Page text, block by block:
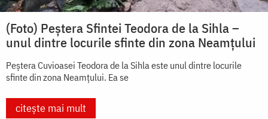
(Foto) Peștera Sfintei Teodora de la Sihla –
unul dintre locurile sfinte din zona Neamțului
Peștera Cuvioasei Teodora de la Sihla este unul dintre locurile
sfinte din zona Neamțului. Ea se
citește mai mult